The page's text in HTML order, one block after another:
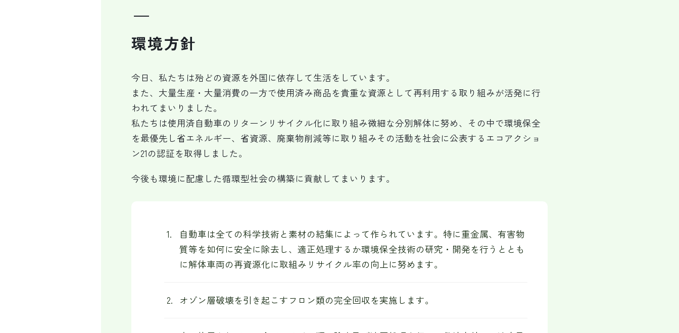
環境方針
今日、私たちは殆どの資源を外国に依存して生活をしています。
また、大量生産・大量消費の一方で使用済み商品を貴重な資源として再利用する取り組みが活発に行
われてまいりました。
私たちは使用済自動車のリターンリサイクル化に取り組み微細な分別解体に努め、その中で環境保全
を最優先し省エネルギー、省資源、廃棄物削減等に取り組みその活動を社会に公表するエコアクショ
ン21の認証を取得しました。
今後も環境に配慮した循環型社会の構築に貢献してまいります。
自動車は全ての科学技術と素材の結集によって作られています。特に重金属、有害物
質等を如何に安全に除去し、適正処理するか環境保全技術の研究・開発を行うととも
に解体車両の再資源化に取組みリサイクル率の向上に努めます。
オゾン層破壊を引き起こすフロン類の完全回収を実施します。